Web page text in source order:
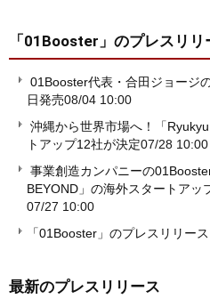
「01Booster」 のプレスリリ
01Booster代表・合田ジョージ
日発売08/04 10:00
沖縄から世界市場へ！「
トアップ12社が決定07/28 10:00
事業創造カンパニーの
BEYOND」の海外スタートアッ
07/27 10:00
「01Booster」のプレスリリー
最新のプレスリリース